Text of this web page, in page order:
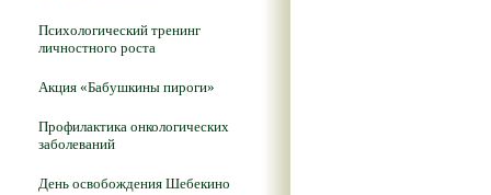
Психологический тренинг
личностного роста
Акция «Бабушкины пироги»
Профилактика онкологических
заболеваний
День освобождения Шебекино